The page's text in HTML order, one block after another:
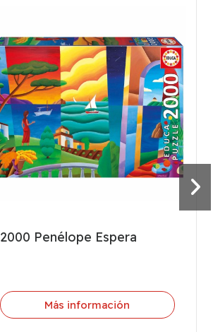
2000 Penélope Espera
Más información